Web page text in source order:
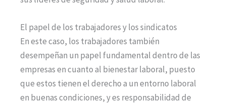
El papel de los trabajadores y los sindicatos
En este caso, los trabajadores también
desempeñan un papel fundamental dentro de las
empresas en cuanto al bienestar laboral, puesto
que estos tienen el derecho a un entorno laboral
en buenas condiciones, y es responsabilidad de